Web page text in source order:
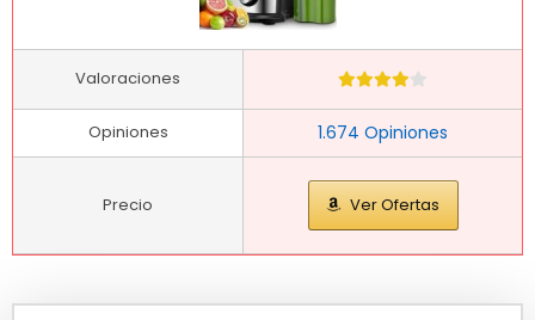
1.674 Opiniones
Ver Ofertas
Valoraciones
Opiniones
Precio